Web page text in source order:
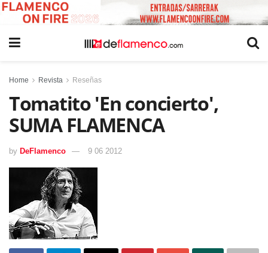
Home Revista Reseñas
Tomatito 'En concierto',
SUMA FLAMENCA
by DeFlamenco 9 06 2012